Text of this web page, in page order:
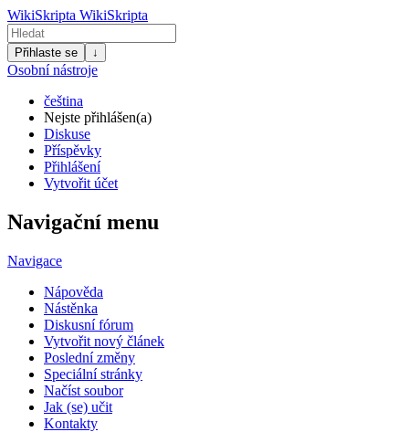
WikiSkripta WikiSkripta
Přihlaste se ↓
Osobní nástroje
čeština
Nejste přihlášen(a)
Diskuse
Příspěvky
Přihlášení
Vytvořit účet
Navigační menu
Navigace
Nápověda
Nástěnka
Diskusní fórum
Vytvořit nový článek
Poslední změny
Speciální stránky
Načíst soubor
Jak (se) učit
Kontakty